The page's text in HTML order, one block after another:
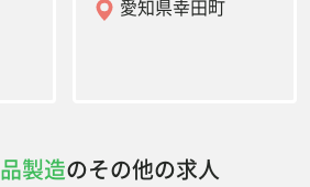
愛知県幸田町
製造のその他の求人